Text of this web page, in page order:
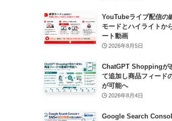
YouTubeライブ配信の
モードとハイライトか
ート動画
2026年8月5日
ChatGPT Shoppingが
て追加し商品フィード
が可能へ
2026年8月4日
Google Search